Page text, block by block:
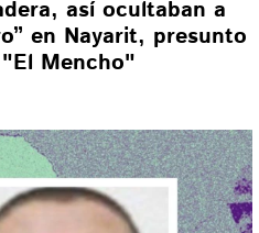
así ocultaban a
en Nayarit, presunto
Mencho"